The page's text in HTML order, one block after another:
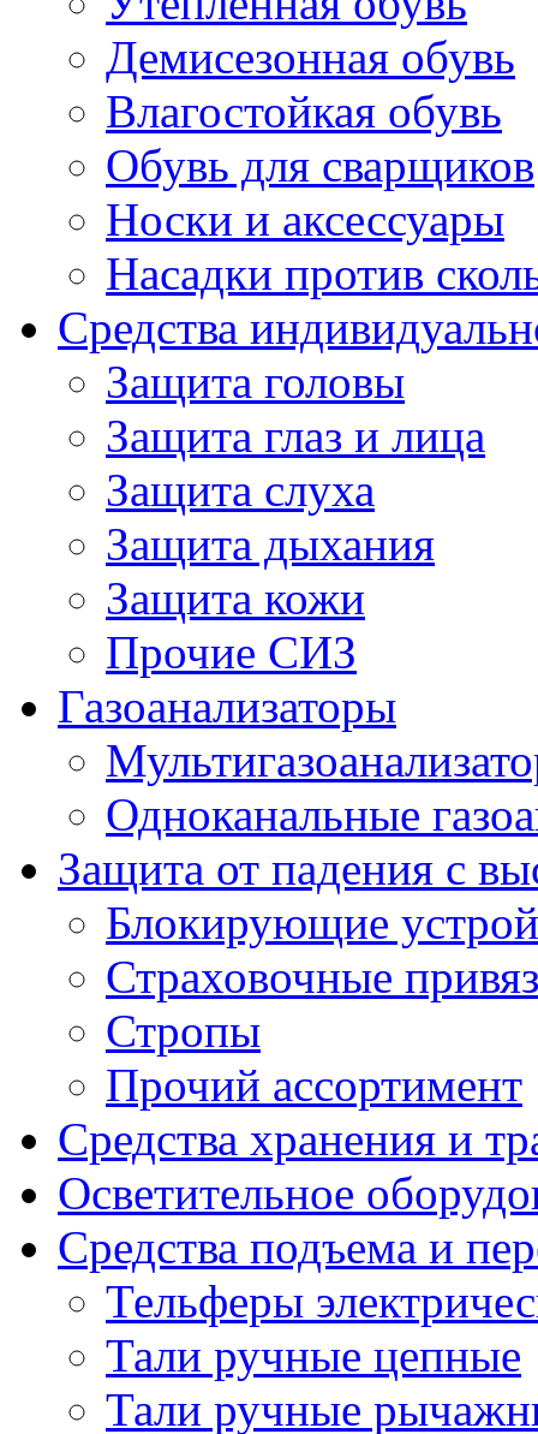
Демисезонная обувь
Влагостойкая обувь
Обувь для сварщиков
Носки и аксессуары
Насадки против
Средства
Защита головы
Защита глаз и лица
Защита слуха
Защита дыхания
Защита кожи
Прочие СИЗ
Газоанализаторы
Одноканальные
Защита от падения с
Блокирующие
Страховочные
Стропы
Прочий ассортимент
Средства хранения и
Осветительное
Средства подъема и
Тельферы
Тали ручные цепные
Тали ручные